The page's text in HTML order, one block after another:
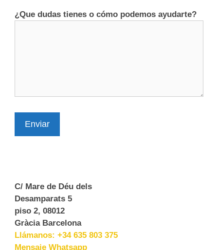
¿Que dudas tienes o cómo podemos ayudarte?
Enviar
C/ Mare de Déu dels
Desamparats 5
piso 2, 08012
Gràcia Barcelona
Llámanos: +34 635 803 375
Mensaje Whatsapp